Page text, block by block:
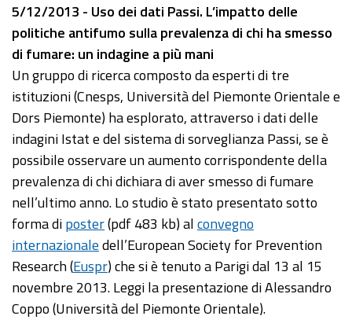
5/12/2013 - Uso dei dati Passi. L’impatto delle
politiche antifumo sulla prevalenza di chi ha smesso
di fumare: un indagine a più mani
Un gruppo di ricerca composto da esperti di tre
istituzioni (Cnesps, Università del Piemonte Orientale e
Dors Piemonte) ha esplorato, attraverso i dati delle
indagini Istat e del sistema di sorveglianza Passi, se è
possibile osservare un aumento corrispondente della
prevalenza di chi dichiara di aver smesso di fumare
nell’ultimo anno. Lo studio è stato presentato sotto
forma diposter(pdf 483 kb) alconvegno
internazionaledell’European Society for Prevention
Research (Euspr) che si è tenuto a Parigi dal 13 al 15
novembre 2013. Leggi la presentazione di Alessandro
Coppo (Università del Piemonte Orientale).